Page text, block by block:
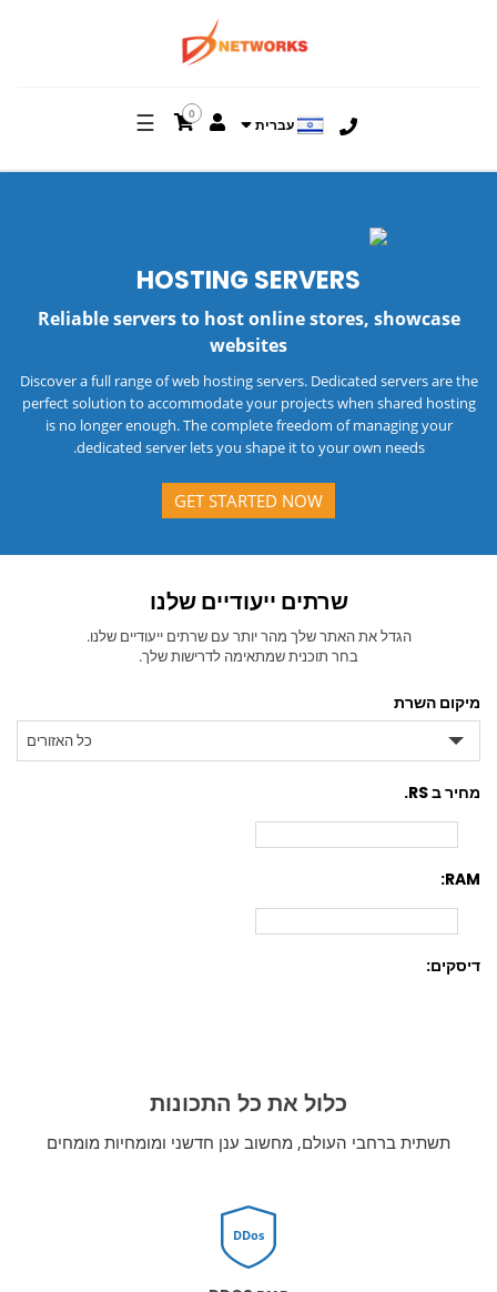
עברית
0
☰
HOSTING SERVERS
Reliable servers to host online stores, showcase
websites
Discover a full range of web hosting servers. Dedicated servers are the
perfect solution to accommodate your projects when shared hosting
is no longer enough. The complete freedom of managing your
dedicated server lets you shape it to your own needs.
GET STARTED NOW
שרתים ייעודיים שלנו
הגדל את האתר שלך מהר יותר עם שרתים ייעודיים שלנו.
בחר תוכנית שמתאימה לדרישות שלך.
מיקום השרת
כל האזורים
מחיר ב RS.
RAM:
דיסקים:
כלול את כל התכונות
תשתית ברחבי העולם, מחשוב ענן חדשני ומומחיות מומחים
DDos